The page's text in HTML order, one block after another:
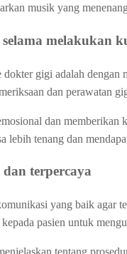
musik yang
melakukan
gigi adalah dengan
dan perawatan
dan memberikan
lebih tenang dan
terpercaya
yang baik agar
pasien untuk
tentang